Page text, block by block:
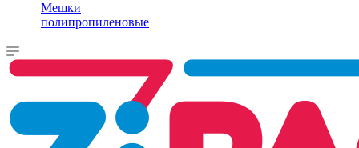
Мешки
полипропиленовые